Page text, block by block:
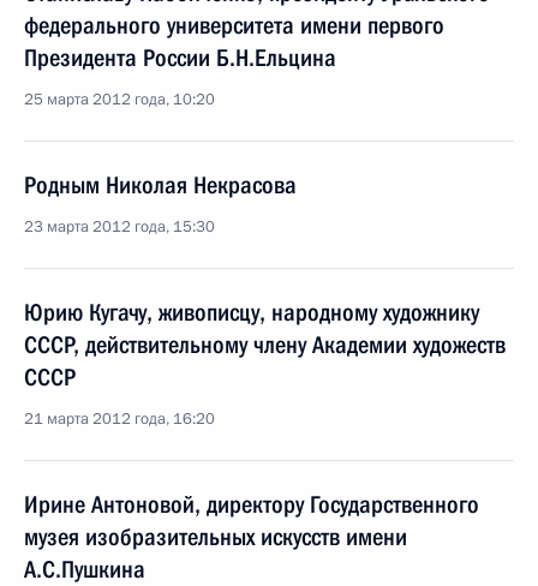
федерального университета имени первого
Президента России Б.Н.Ельцина
25 марта 2012 года, 10:20
Родным Николая Некрасова
23 марта 2012 года, 15:30
Юрию Кугачу, живописцу, народному художнику
СССР, действительному члену Академии художеств
СССР
21 марта 2012 года, 16:20
Ирине Антоновой, директору Государственного
музея изобразительных искусств имени
А.С.Пушкина